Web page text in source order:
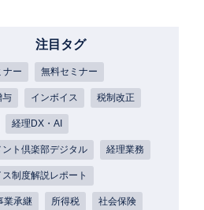
注目タグ
ナー 無料セミナー
与 インボイス 税制改正
経理DX・AI
ント倶楽部デジタル 経理業務
制度解説レポート
業承継 所得税 社会保険